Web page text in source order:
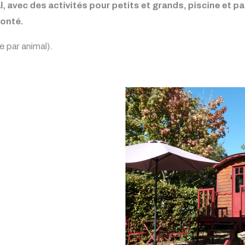
avec des activités pour petits et grands, piscine et
par animal).